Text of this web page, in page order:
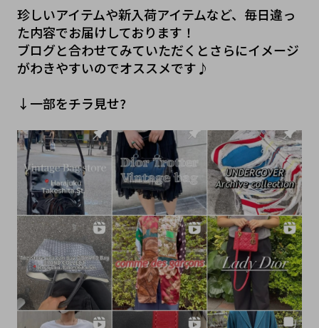
珍しいアイテムや新入荷アイテムなど、毎日違っ
た内容でお届けしております！
ブログと合わせてみていただくとさらにイメージ
がわきやすいのでオススメです♪
↓一部をチラ見せ?